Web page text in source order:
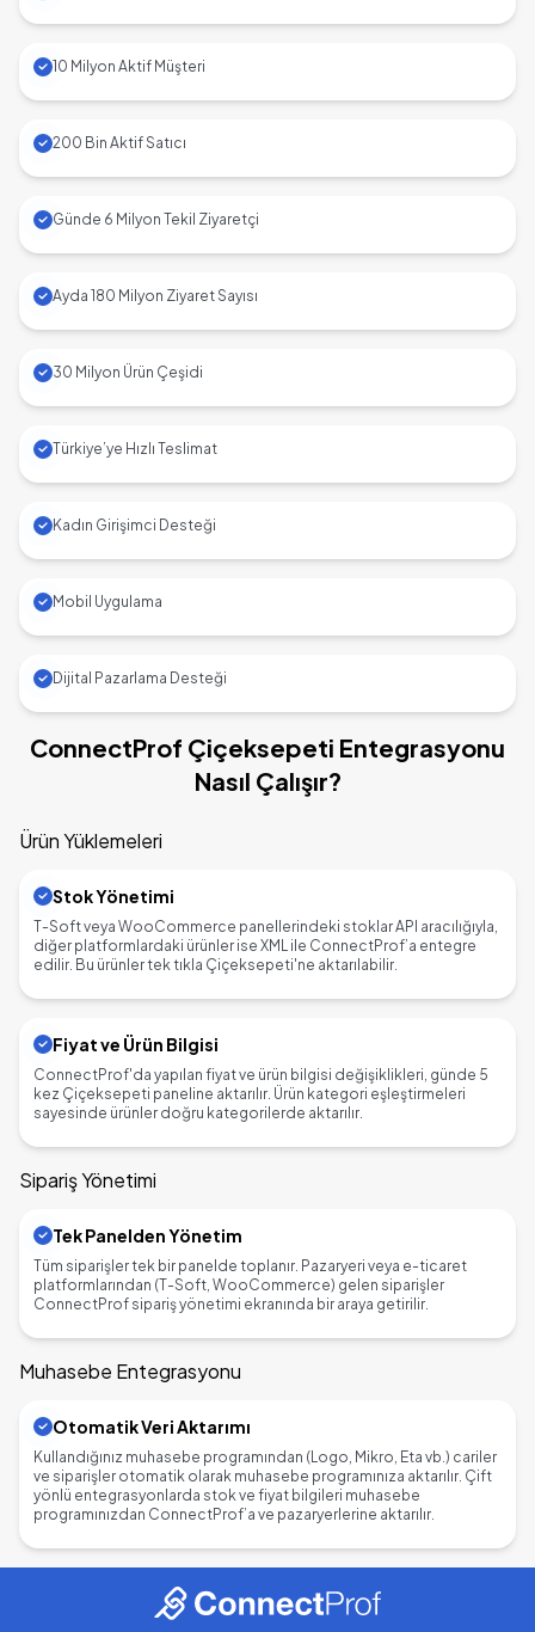
10 Milyon Aktif Müşteri
200 Bin Aktif Satıcı
Günde 6 Milyon Tekil Ziyaretçi
Ayda 180 Milyon Ziyaret Sayısı
30 Milyon Ürün Çeşidi
Türkiye’ye Hızlı Teslimat
Kadın Girişimci Desteği
Mobil Uygulama
Dijital Pazarlama Desteği
ConnectProf Çiçeksepeti Entegrasyonu
Nasıl Çalışır?
Ürün Yüklemeleri
Stok Yönetimi
T-Soft veya WooCommerce panellerindeki stoklar API aracılığıyla,
diğer platformlardaki ürünler ise XML ile ConnectProf’a entegre
edilir. Bu ürünler tek tıkla Çiçeksepeti'ne aktarılabilir.
Fiyat ve Ürün Bilgisi
ConnectProf'da yapılan fiyat ve ürün bilgisi değişiklikleri, günde 5
kez Çiçeksepeti paneline aktarılır. Ürün kategori eşleştirmeleri
sayesinde ürünler doğru kategorilerde aktarılır.
Sipariş Yönetimi
Tek Panelden Yönetim
Tüm siparişler tek bir panelde toplanır. Pazaryeri veya e-ticaret
platformlarından (T-Soft, WooCommerce) gelen siparişler
ConnectProf sipariş yönetimi ekranında bir araya getirilir.
Muhasebe Entegrasyonu
Otomatik Veri Aktarımı
Kullandığınız muhasebe programından (Logo, Mikro, Eta vb.) cariler
ve siparişler otomatik olarak muhasebe programınıza aktarılır. Çift
yönlü entegrasyonlarda stok ve fiyat bilgileri muhasebe
programınızdan ConnectProf’a ve pazaryerlerine aktarılır.